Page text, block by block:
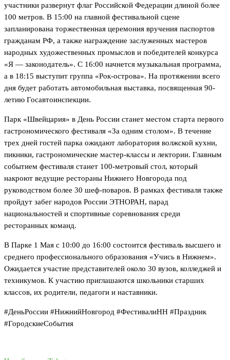
участники развернут флаг Российской Федерации длиной более
100 метров. В 15:00 на главной фестивальной сцене
запланирована торжественная церемония вручения паспортов
гражданам РФ, а также награждение заслуженных мастеров
народных художественных промыслов и победителей конкурса
«Я — законодатель». С 16:00 начнется музыкальная программа,
а в 18:15 выступит группа «Рок-острова». На протяжении всего
дня будет работать автомобильная выставка, посвященная 90-
летию Госавтоинспекции.
Парк «Швейцария» в День России станет местом старта первого
гастрономического фестиваля «За одним столом». В течение
трех дней гостей парка ожидают лаборатория волжской кухни,
пикники, гастрономические мастер-классы и лектории. Главным
событием фестиваля станет 100-метровый стол, который
накроют ведущие рестораны Нижнего Новгорода под
руководством более 30 шеф-поваров. В рамках фестиваля также
пройдут забег народов России ЭТНОРАН, парад
национальностей и спортивные соревнования среди
ресторанных команд.
В Парке 1 Мая с 10:00 до 16:00 состоится фестиваль высшего и
среднего профессионального образования «Учись в Нижнем».
Ожидается участие представителей около 30 вузов, колледжей и
техникумов. К участию приглашаются школьники старших
классов, их родители, педагоги и наставники.
#ДеньРоссии #НижнийНовгород #ФестивалиНН #Праздник
#ГородскиеСобытия